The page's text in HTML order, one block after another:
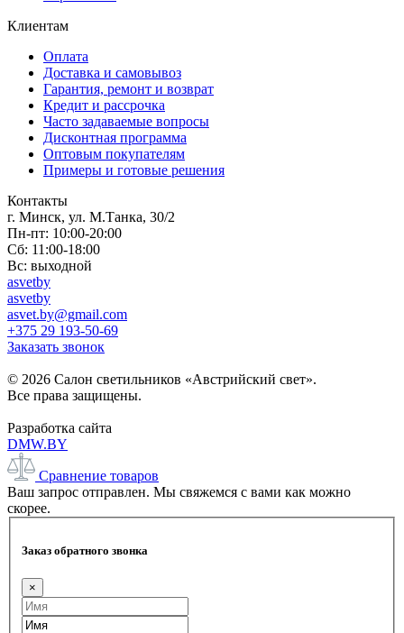
Клиентам
Оплата
Доставка и самовывоз
Гарантия, ремонт и возврат
Кредит и рассрочка
Часто задаваемые вопросы
Дисконтная программа
Оптовым покупателям
Примеры и готовые решения
Контакты
г. Минск, ул. М.Танка, 30/2
Пн-пт: 10:00-20:00
Сб: 11:00-18:00
Вс: выходной
asvetby
asvetby
asvet.by@gmail.com
+375 29 193-50-69
Заказать звонок
© 2026 Салон светильников «Австрийский свет».
Все права защищены.
Разработка сайта
DMW.BY
Сравнение товаров
Ваш запрос отправлен. Мы свяжемся с вами как можно
скорее.
Заказ обратного звонка
×